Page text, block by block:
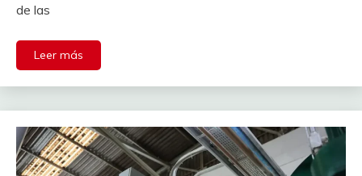
de las
Leer más